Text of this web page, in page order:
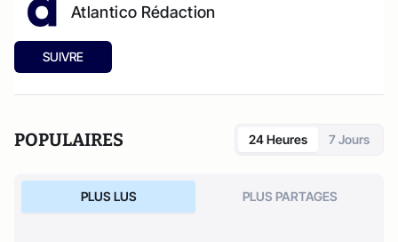
Atlantico Rédaction
SUIVRE
POPULAIRES 24 Heures 7 Jours
PLUS LUS PLUS PARTAGES